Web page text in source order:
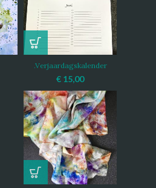
.Verjaardagskalender
€ 15,00